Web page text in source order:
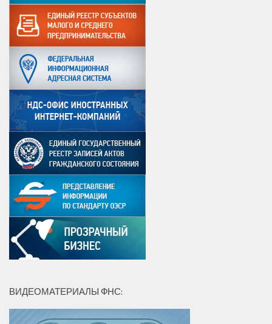
ВИДЕОМАТЕРИАЛЫ ФНС: